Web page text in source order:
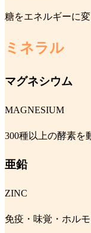
糖をエネルギーに
ミネラル
マグネシウム
MAGNESIUM
300種以上の酵素を
亜鉛
ZINC
免疫・味覚・ホル